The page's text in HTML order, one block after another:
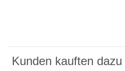
Kunden kauften